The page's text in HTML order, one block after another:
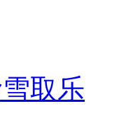
取乐